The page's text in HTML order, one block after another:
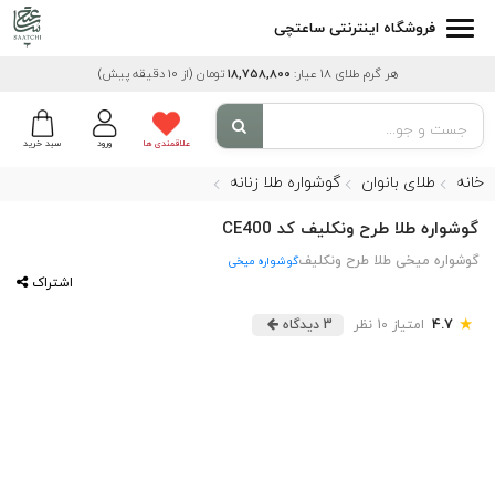
فروشگاه اینترنتی ساعتچی
هر گرم طلای 18 عیار: 18,758,800تومان (از 10 دقیقه پیش)
سبد خرید ورود علاقمندی ها
خانه طلای بانوان گوشواره طلا زنانه
گوشواره طلا طرح ونکلیف کد CE400
گوشواره میخی طلا طرح ونکلیفگوشواره میخی
اشتراک
★
4.7 امتیاز 10 نظر 3 دیدگاه